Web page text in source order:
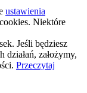
ustawienia
Niektóre
Jeśli będziesz
założymy,
Przeczytaj